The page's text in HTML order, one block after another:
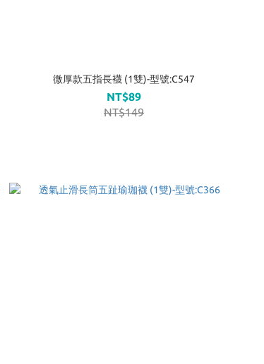
微厚款五指長襪 (1雙)-型號:C547
NT$89
NT$149